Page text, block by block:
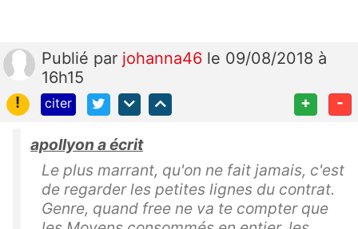
Publié par johanna46 le 09/08/2018 à
16h15
!
citer + -
apollyon a écrit
Le plus marrant, qu'on ne fait jamais, c'est
de regarder les petites lignes du contrat.
Genre, quand free ne va te compter que